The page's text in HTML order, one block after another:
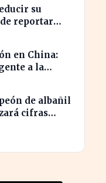
su
reportar
en China:
a la
de albañil
cifras